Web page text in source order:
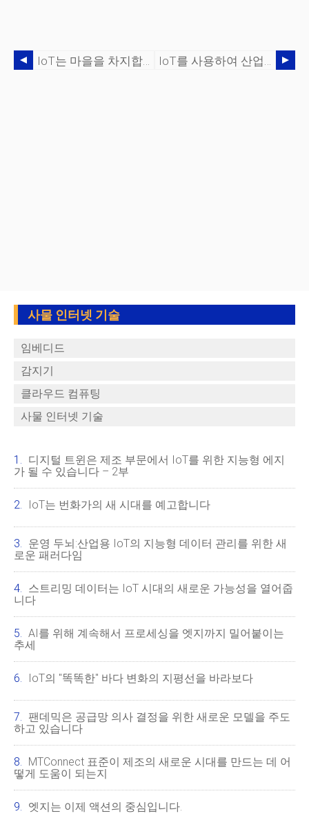
사물 인터넷 기술
임베디드
감지기
클라우드 컴퓨팅
사물 인터넷 기술
디지털 트윈은 제조 부문에서 IoT를 위한 지능형 에지
가 될 수 있습니다 – 2부
IoT는 번화가의 새 시대를 예고합니다
운영 두뇌:산업용 IoT의 지능형 데이터 관리를 위한 새
로운 패러다임
스트리밍 데이터는 IoT 시대의 새로운 가능성을 열어줍
니다
AI를 위해 계속해서 프로세싱을 엣지까지 밀어붙이는
추세
IoT의 "똑똑한" 바다 변화의 지평선을 바라보다
팬데믹은 공급망 의사 결정을 위한 새로운 모델을 주도
하고 있습니다
MTConnect 표준이 제조의 새로운 시대를 만드는 데 어
떻게 도움이 되는지
엣지는 이제 액션의 중심입니다.